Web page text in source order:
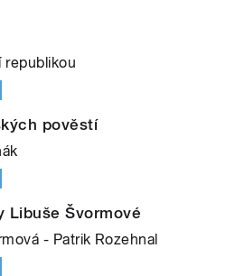
republikou
pověstí
Libuše Švormové
- Patrik Rozehnal